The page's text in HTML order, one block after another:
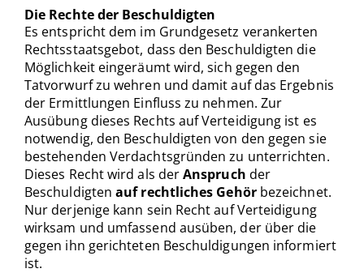
Die Rechte der Beschuldigten
Es entspricht dem im Grundgesetz verankerten
Rechtsstaatsgebot, dass den Beschuldigten die
Möglichkeit eingeräumt wird, sich gegen den
Tatvorwurf zu wehren und damit auf das Ergebnis
der Ermittlungen Einfluss zu nehmen. Zur
Ausübung dieses Rechts auf Verteidigung ist es
notwendig, den Beschuldigten von den gegen sie
bestehenden Verdachtsgründen zu unterrichten.
Dieses Recht wird als derAnspruch der
Beschuldigtenauf rechtliches Gehörbezeichnet.
Nur derjenige kann sein Recht auf Verteidigung
wirksam und umfassend ausüben, der über die
gegen ihn gerichteten Beschuldigungen informiert
ist.